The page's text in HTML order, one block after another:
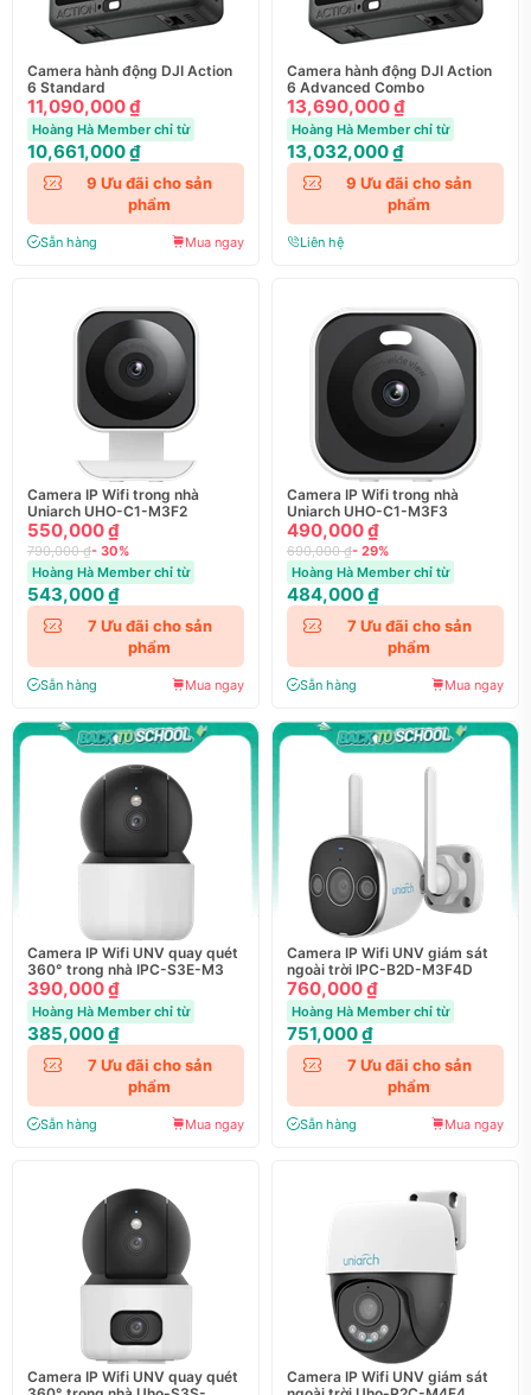
Camera hành động DJI Action
6 Standard
11,090,000 ₫
Hoàng Hà Member chỉ từ
10,661,000 ₫
9 Ưu đãi cho sản
phẩm
Sẵn hàng Mua ngay
Camera hành động DJI Action
6 Advanced Combo
13,690,000 ₫
Hoàng Hà Member chỉ từ
13,032,000 ₫
9 Ưu đãi cho sản
phẩm
Liên hệ
Camera IP Wifi trong nhà
Uniarch UHO-C1-M3F2
550,000 ₫
790,000 ₫- 30%
Hoàng Hà Member chỉ từ
543,000 ₫
7 Ưu đãi cho sản
phẩm
Sẵn hàng Mua ngay
Camera IP Wifi trong nhà
Uniarch UHO-C1-M3F3
490,000 ₫
690,000 ₫- 29%
Hoàng Hà Member chỉ từ
484,000 ₫
7 Ưu đãi cho sản
phẩm
Sẵn hàng Mua ngay
Camera IP Wifi UNV quay quét
360° trong nhà IPC-S3E-M3
390,000 ₫
Hoàng Hà Member chỉ từ
385,000 ₫
7 Ưu đãi cho sản
phẩm
Sẵn hàng Mua ngay
Camera IP Wifi UNV giám sát
ngoài trời IPC-B2D-M3F4D
760,000 ₫
Hoàng Hà Member chỉ từ
751,000 ₫
7 Ưu đãi cho sản
phẩm
Sẵn hàng Mua ngay
Camera IP Wifi UNV quay quét
Camera IP Wifi UNV giám sát